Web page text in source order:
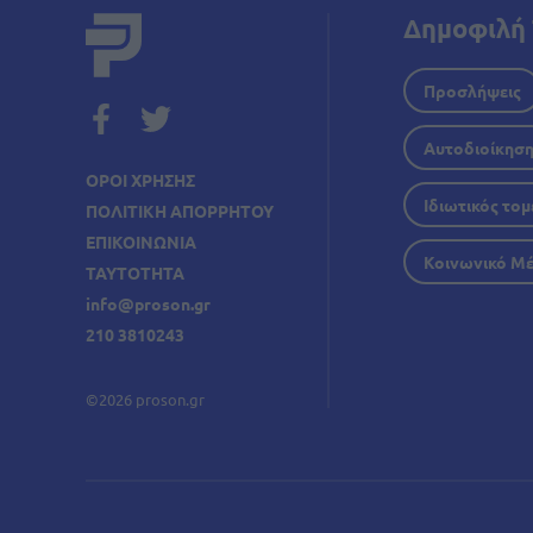
ΟΡΟΙ ΧΡΗΣΗΣ
ΠΟΛΙΤΙΚΗ ΑΠΟΡΡΗΤΟΥ
ΕΠΙΚΟΙΝΩΝΙΑ
ΤΑΥΤΟΤΗΤΑ
info@proson.gr
210 3810243
©2026 proson.gr
Δημοφιλή
Προσλήψεις
Αυτοδιοίκηση
Ιδιωτικός
Κοινωνικό